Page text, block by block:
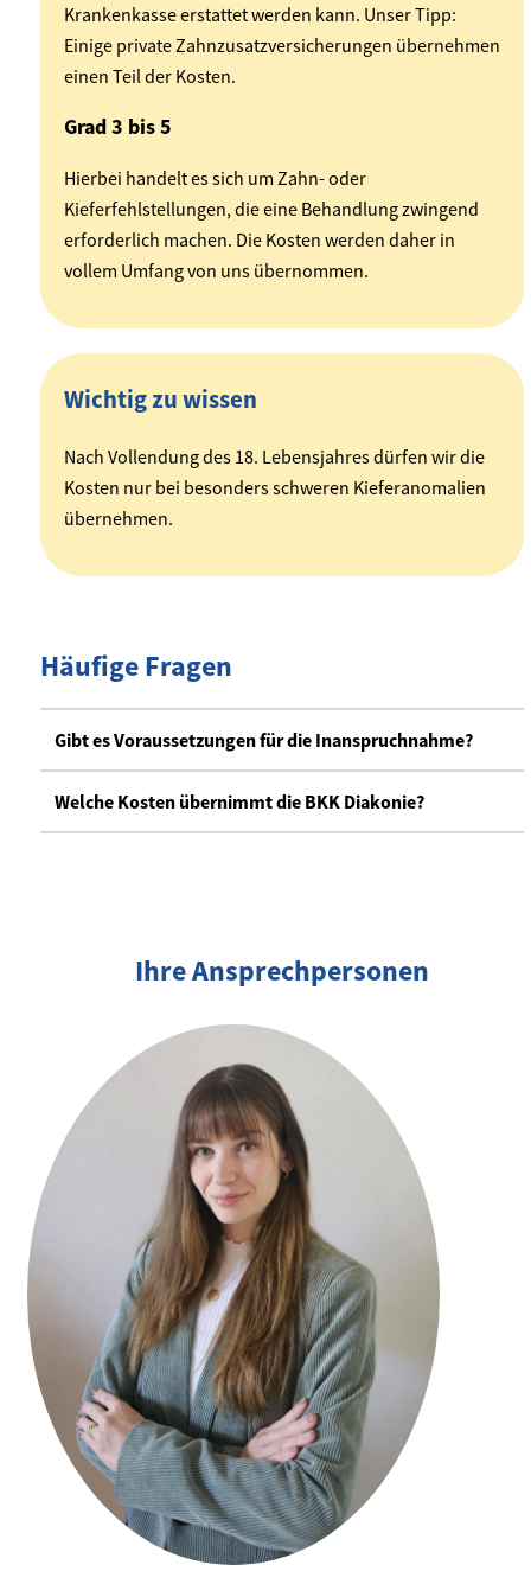
Krankenkasse erstattet werden kann. Unser Tipp:
Einige private Zahnzusatzversicherungen übernehmen
einen Teil der Kosten.
Grad 3 bis 5
Hierbei handelt es sich um Zahn- oder
Kieferfehlstellungen, die eine Behandlung zwingend
erforderlich machen. Die Kosten werden daher in
vollem Umfang von uns übernommen.
Wichtig zu wissen
Nach Vollendung des 18. Lebensjahres dürfen wir die
Kosten nur bei besonders schweren Kieferanomalien
übernehmen.
Häufige Fragen
Gibt es Voraussetzungen für die Inanspruchnahme?
Welche Kosten übernimmt die BKK Diakonie?
Ihre Ansprechpersonen